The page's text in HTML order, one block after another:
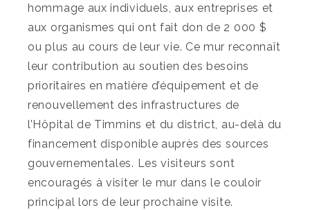
hommage aux individuels, aux entreprises et
aux organismes qui ont fait don de 2 000 $
ou plus au cours de leur vie. Ce mur reconnaît
leur contribution au soutien des besoins
prioritaires en matière d’équipement et de
renouvellement des infrastructures de
l’Hôpital de Timmins et du district, au-delà du
financement disponible auprès des sources
gouvernementales. Les visiteurs sont
encouragés à visiter le mur dans le couloir
principal lors de leur prochaine visite.